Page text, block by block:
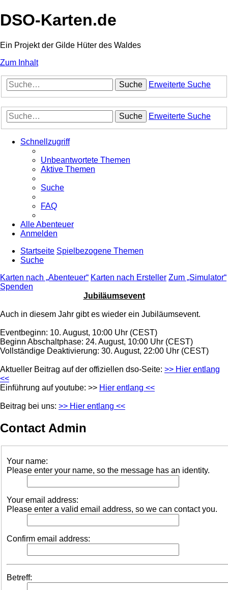
DSO-Karten.de
Ein Projekt der Gilde Hüter des Waldes
Zum Inhalt
Suche Erweiterte Suche
Suche Erweiterte Suche
Schnellzugriff
Unbeantwortete Themen
Aktive Themen
Suche
FAQ
Alle Abenteuer
Anmelden
Startseite Spielbezogene Themen
Suche
Karten nach „Abenteuer“ Karten nach Ersteller Zum „Simulator“
Spenden
Jubiläumsevent
Auch in diesem Jahr gibt es wieder ein Jubiläumsevent.
Eventbeginn: 10. August, 10:00 Uhr (CEST)
Beginn Abschaltphase: 24. August, 10:00 Uhr (CEST)
Vollständige Deaktivierung: 30. August, 22:00 Uhr (CEST)
Aktueller Beitrag auf der offiziellen dso-Seite: >> Hier entlang
<<
Einführung auf youtube: >> Hier entlang <<
Beitrag bei uns: >> Hier entlang <<
Contact Admin
Your name:
Please enter your name, so the message has an identity.
Your email address:
Please enter a valid email address, so we can contact you.
Confirm email address:
Betreff: